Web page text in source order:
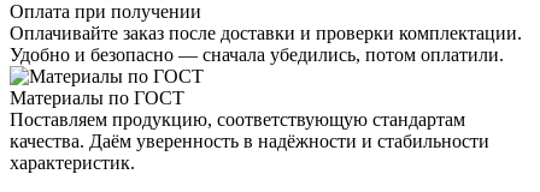
Оплата при получении
Оплачивайте заказ после доставки и проверки комплектации.
Удобно и безопасно — сначала убедились, потом оплатили.
Материалы по ГОСТ
Поставляем продукцию, соответствующую стандартам
качества. Даём уверенность в надёжности и стабильности
характеристик.